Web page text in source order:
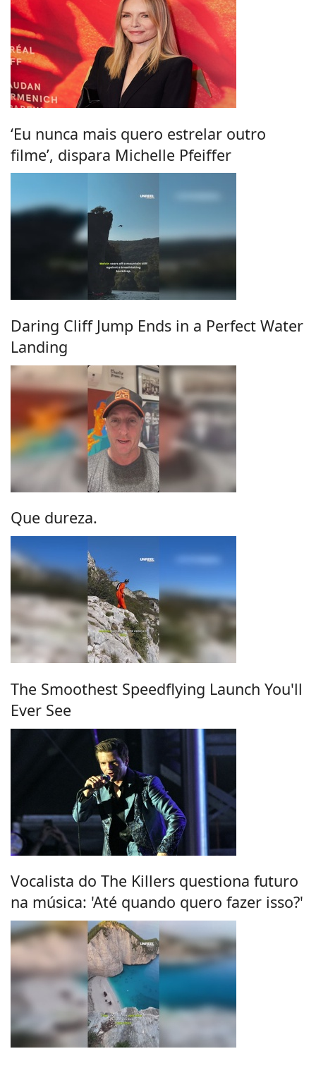
‘Eu nunca mais quero estrelar outro
filme’, dispara Michelle Pfeiffer
Daring Cliff Jump Ends in a Perfect Water
Landing
Que dureza.
The Smoothest Speedflying Launch You'll
Ever See
Vocalista do The Killers questiona futuro
na música: 'Até quando quero fazer isso?'